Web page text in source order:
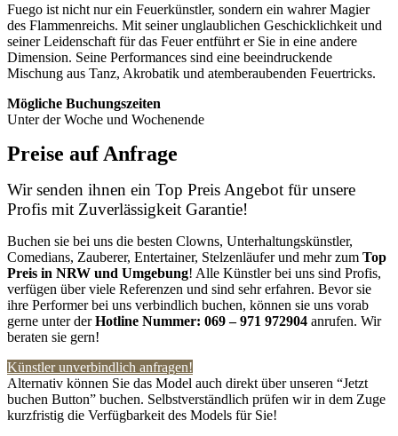
Fuego ist nicht nur ein Feuerkünstler, sondern ein wahrer Magier
des Flammenreichs. Mit seiner unglaublichen Geschicklichkeit und
seiner Leidenschaft für das Feuer entführt er Sie in eine andere
Dimension. Seine Performances sind eine beeindruckende
Mischung aus Tanz, Akrobatik und atemberaubenden Feuertricks.
Mögliche Buchungszeiten
Unter der Woche und Wochenende
Preise auf Anfrage
Wir senden ihnen ein Top Preis Angebot für unsere
Profis mit Zuverlässigkeit Garantie!
Buchen sie bei uns die besten Clowns, Unterhaltungskünstler,
Comedians, Zauberer, Entertainer, Stelzenläufer und mehr zum Top
Preis in NRW und Umgebung! Alle Künstler bei uns sind Profis,
verfügen über viele Referenzen und sind sehr erfahren. Bevor sie
ihre Performer bei uns verbindlich buchen, können sie uns vorab
gerne unter derHotline Nummer: 069 – 971 972904 anrufen. Wir
beraten sie gern!
Künstler unverbindlich anfragen!
Alternativ können Sie das Model auch direkt über unseren “Jetzt
buchen Button” buchen. Selbstverständlich prüfen wir in dem Zuge
kurzfristig die Verfügbarkeit des Models für Sie!